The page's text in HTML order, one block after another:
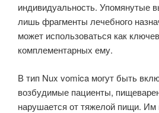
индивидуальность. Упомянутые
лишь фрагменты лечебного
может использоваться как
комплементарных ему.
В тип Nux vomica могут быть
возбудимые пациенты,
нарушается от тяжелой пищи. Им